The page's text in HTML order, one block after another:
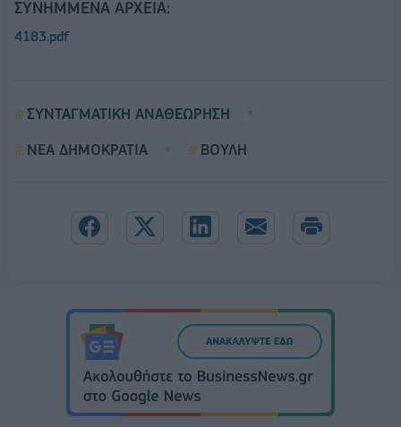
ΣΥΝΗΜΜΈΝΑ ΑΡΧΕΊΑ:
4183.pdf
ΣΥΝΤΑΓΜΑΤΙΚΗ ΑΝΑΘΕΩΡΗΣΗ
ΝΕΑ ΔΗΜΟΚΡΑΤΙΑ
ΒΟΥΛΗ